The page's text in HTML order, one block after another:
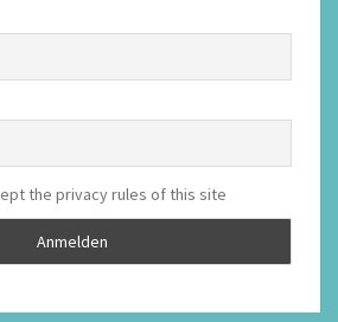
the privacy rules of this site